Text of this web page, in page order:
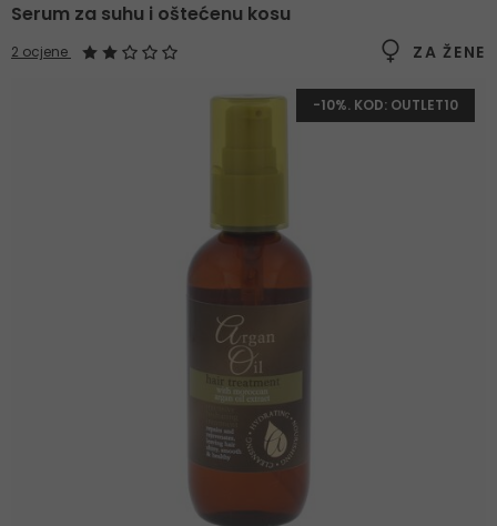
Serum za suhu i oštećenu kosu
ZA ŽENE
2 ocjene
-10%. KOD: OUTLET10